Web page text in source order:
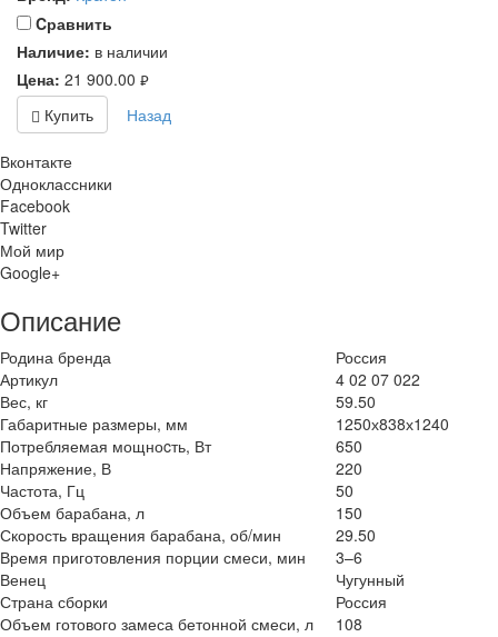
Cравнить
Наличие: в наличии
Цена: 21 900.00 руб.
Купить Назад
Вконтакте
Одноклассники
Facebook
Twitter
Мой мир
Google+
Описание
Родина бренда
Россия
Артикул
4 02 07 022
Вес, кг
59.50
Габаритные размеры, мм
1250х838х1240
Потребляемая мощноcть, Вт
650
Напряжение, В
220
Частота, Гц
50
Объем барабана, л
150
Скорость вращения барабана, об/мин
29.50
Время приготовления порции смеси, мин
3–6
Венец
Чугунный
Страна сборки
Россия
Объем готового замеса бетонной смеси, л 108